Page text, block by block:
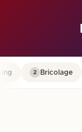
Bricolage
2